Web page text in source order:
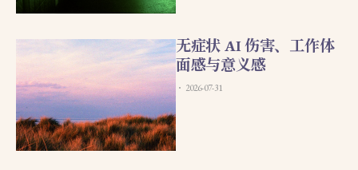
无症状 AI 伤害、工作体
面感与意义感
2026-07-31